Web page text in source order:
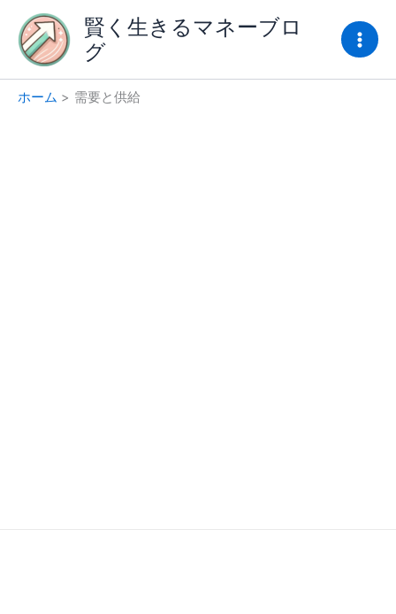
賢く生きるマネーブロ
グ
ホーム 需要と供給